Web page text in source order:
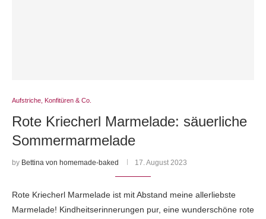
Aufstriche, Konfitüren & Co.
Rote Kriecherl Marmelade: säuerliche
Sommermarmelade
by Bettina von homemade-baked 17. August 2023
Rote Kriecherl Marmelade ist mit Abstand meine allerliebste
Marmelade! Kindheitserinnerungen pur, eine wunderschöne rote